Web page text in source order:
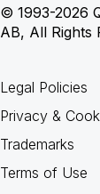
© 1993-2026
AB, All Rights
Legal Policies
Privacy &
Trademarks
Terms of Use